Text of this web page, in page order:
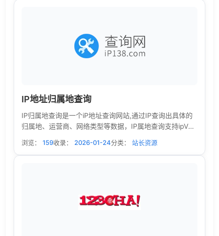
IP地址归属地查询
IP归属地查询是一个iP地址查询网站,通过IP查询出具体的
归属地、运营商、网络类型等数据，IP属地查询支持ipV4
浏览： 159收录： 2026-01-24分类： 站长资源